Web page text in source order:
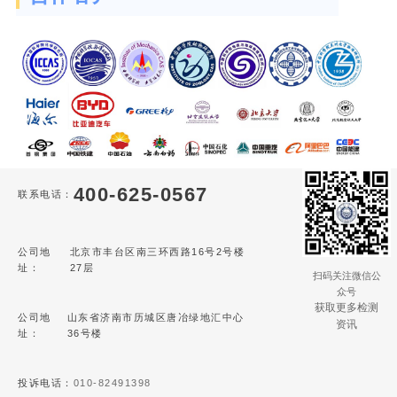
联系电话： 400-625-0567
公司地
址：
北京市丰台区南三环西路16号2号楼
27层
公司地
址：
山东省济南市历城区唐冶绿地汇中心
36号楼
投诉电话： 010-82491398
扫码关注微信公
众号
获取更多检测
资讯